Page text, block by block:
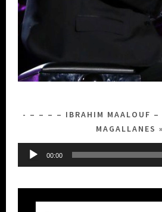
– – – – IBRAHIM MAALOUF
MAGALLANES »
Lecteur
00:00